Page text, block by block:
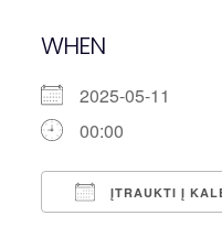
WHEN
2025-05-11
00:00
ĮTRAUKTI Į